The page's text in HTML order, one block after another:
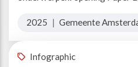
2025 | Gemeente
Infographic